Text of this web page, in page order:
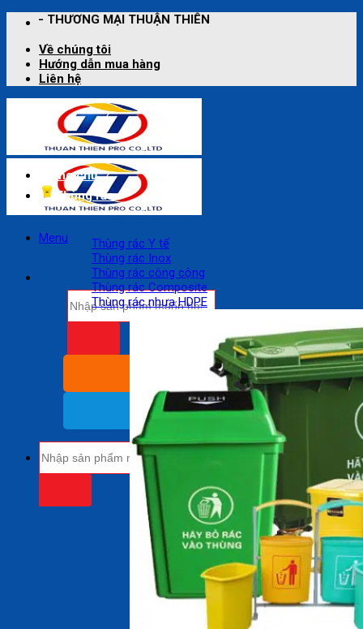
dung
THIÊN
Về chúng tôi
Hướng dẫn mua hàng
Liên hệ
Menu
kiếm:
BÁO GIÁ SỈ
(Nhận báo giá sỉ)
18009485
(Miễn cước cuộc gọi)
kiếm:
Trang chủ
Thùng rác
Thùng rác Y tế
Thùng rác Inox
Thùng rác công cộng
Thùng rác Composite
Thùng rác nhựa HDPE